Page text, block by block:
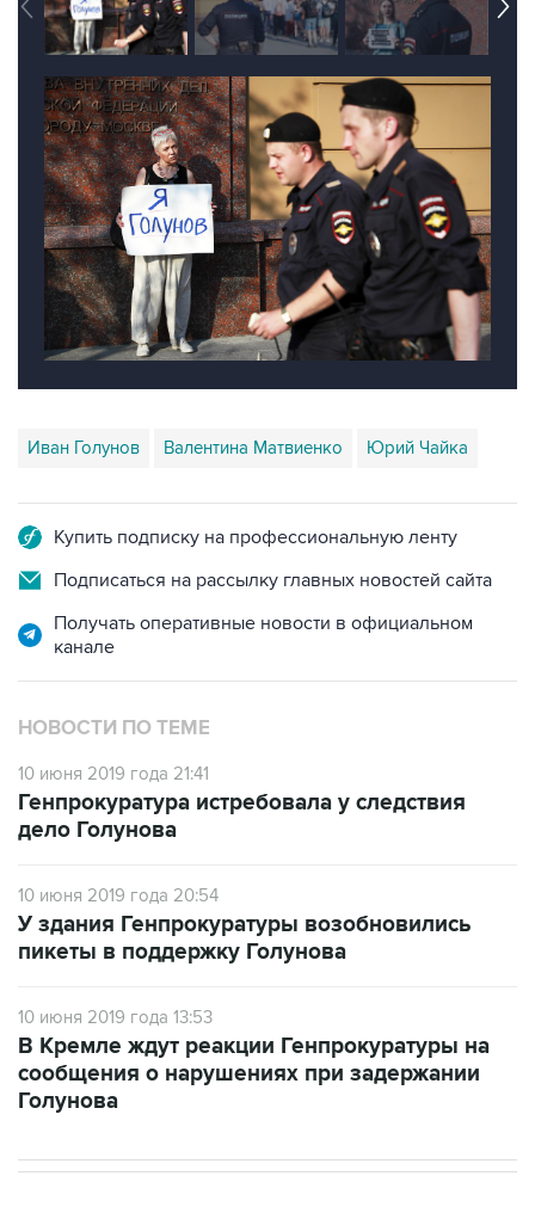
Иван Голунов Валентина Матвиенко Юрий Чайка
Купить подписку на профессиональную ленту
Подписаться на рассылку главных новостей сайта
Получать оперативные новости в официальном
канале
НОВОСТИ ПО ТЕМЕ
10 июня 2019 года 21:41
Генпрокуратура истребовала у следствия
дело Голунова
10 июня 2019 года 20:54
У здания Генпрокуратуры возобновились
пикеты в поддержку Голунова
10 июня 2019 года 13:53
В Кремле ждут реакции Генпрокуратуры на
сообщения о нарушениях при задержании
Голунова